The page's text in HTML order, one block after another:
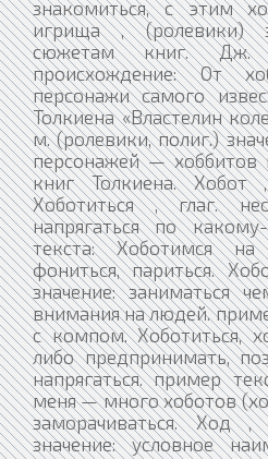
знакомиться, с этим
игрища , (ролевики)
сюжетам книг. Дж.
происхождение: От
персонажи самого
Толкиена «Властелин
м. (ролевики, полиг.)
персонажей —
книг Толкиена. Хобот
Хоботиться , глаг.
напрягаться по
текста: Хоботимся на
фониться, париться.
значение: заниматься
внимания на людей.
с компом. Хоботиться,
либо предпринимать,
напрягаться. пример
меня — много хоботов
заморачиваться.
значение: условное